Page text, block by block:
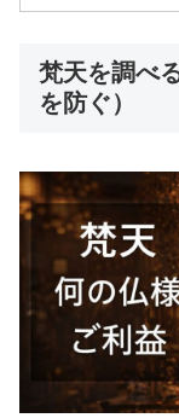
梵天を調べ
を防ぐ）